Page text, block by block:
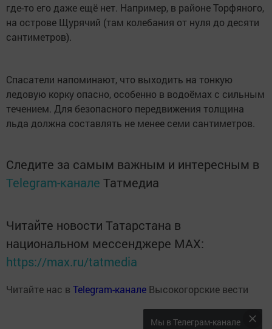
где-то его даже ещё нет. Например, в районе Торфяного,
на острове Щурячий (там колебания от нуля до десяти
сантиметров).
Спасатели напоминают, что выходить на тонкую
ледовую корку опасно, особенно в водоёмах с сильным
течением. Для безопасного передвижения толщина
льда должна составлять не менее семи сантиметров.
Следите за самым важным и интересным в
Telegram-канале Татмедиа
Читайте новости Татарстана в
национальном мессенджере MАХ:
https://max.ru/tatmedia
Читайте нас в Telegram-канале Высокогорские вести
Мы в Телеграм-канале